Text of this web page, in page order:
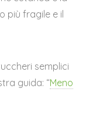
più fragile e il
semplici
guida: “Meno